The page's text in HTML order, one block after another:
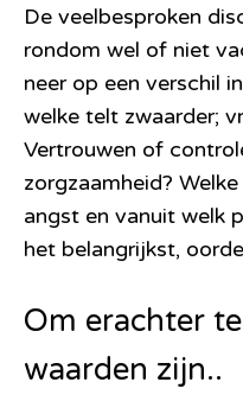
De veelbesproken
rondom wel of niet
neer op een verschil
welke telt zwaarder;
Vertrouwen of
zorgzaamheid?
angst en vanuit welk
het belangrijkst,
Om erachter
waarden zijn..